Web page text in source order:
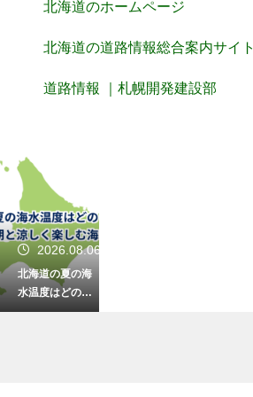
北海道のホームページ
北海道の道路情報総合案内サイト
道路情報 ｜札幌開発建設部
2026.08.06
北海道の夏の海
水温度はどのく
らい？泳げる時